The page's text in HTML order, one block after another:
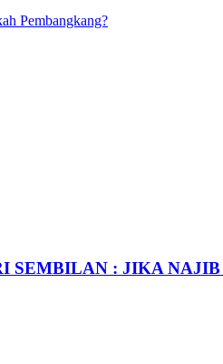
Pembangkang?
SEMBILAN : JIKA